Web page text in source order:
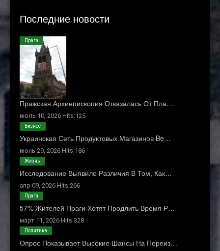
Последние новости
Пражская Архиепископия Отказалась От Пла…
июль 10, 2026 Hits:125
Прага
Украинская Сеть Продуктовых Магазинов Be…
июнь 29, 2026 Hits:186
Бизнес
Исследование Выявило Различия В Том, Как…
апр 09, 2026 Hits:266
Жизнь
57% Жителей Праги Хотят Продлить Время Р…
март 11, 2026 Hits:328
Прага
Опрос Показывает Высокие Шансы На Переиз…
Политика